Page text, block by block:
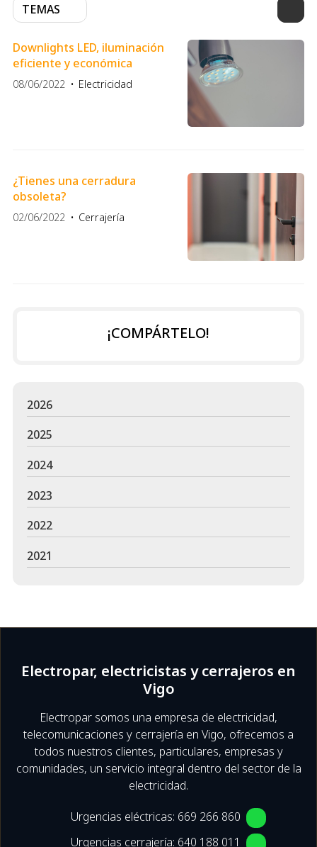
TEMAS
Downlights LED, iluminación
eficiente y económica
08/06/2022 Electricidad
¿Tienes una cerradura
obsoleta?
02/06/2022 Cerrajería
¡COMPÁRTELO!
2026
2025
2024
2023
2022
2021
Electropar, electricistas y cerrajeros en
Vigo
Electropar somos una empresa de electricidad,
telecomunicaciones y cerrajería en Vigo, ofrecemos a
todos nuestros clientes, particulares, empresas y
comunidades, un servicio integral dentro del sector de la
electricidad.
Urgencias eléctricas: 669 266 860
Urgencias cerrajería: 640 188 011